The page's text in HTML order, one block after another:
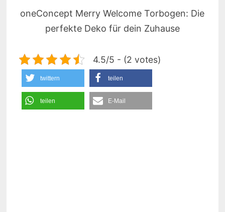
oneConcept Merry Welcome Torbogen: Die
perfekte Deko für dein Zuhause
4.5/5 - (2 votes)
twittern teilen
teilen E-Mail